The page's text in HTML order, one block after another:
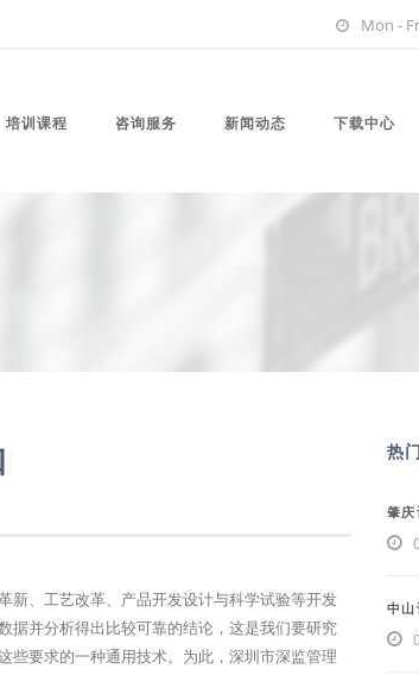
Mon -
培训课程 咨询服务 新闻动态 下载中心
新、工艺改革、产品开发设计与科学试验等开发
据并分析得出比较可靠的结论，这是我们要研究
些要求的一种通用技术。为此，深圳市深监管理
热
肇
中